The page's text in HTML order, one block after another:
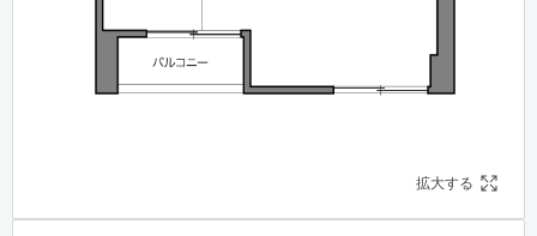
拡大する